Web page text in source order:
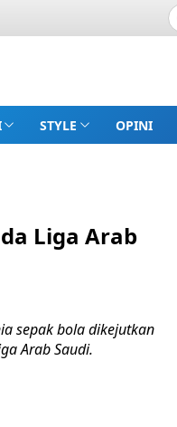
STYLE OPINI
Liga Arab
sepak bola dikejutkan
Arab Saudi.